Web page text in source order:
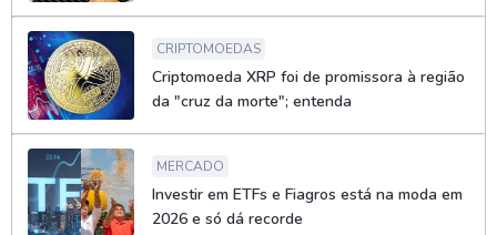
CRIPTOMOEDAS
Criptomoeda XRP foi de promissora à região
da "cruz da morte"; entenda
MERCADO
Investir em ETFs e Fiagros está na moda em
2026 e só dá recorde